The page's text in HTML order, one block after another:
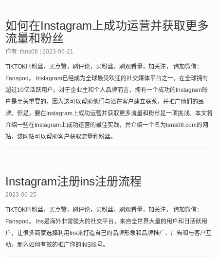
如何在Instagram上成功运营并获取更多
流量和粉丝
作者: fans08 | 2023-06-21
TIKTOK刷粉丝，买点赞，刷评论，买粉丝，刷观看量，加关注， 请加微信：
Fanspod。 Instagram已经成为全球最受欢迎的社交媒体平台之一，在全球拥有
超过10亿活跃用户。对于企业主和个人品牌而言，拥有一个成功的Instagram账
户是至关重要的，因为这可以帮助他们与潜在客户建立联系，并推广他们的品
牌。但是，要在Instagram上成功运营并获取更多流量和粉丝是一项挑战。本文将
介绍一些在Instagram上成功运营的最佳实践，并介绍一个名为fans08.com的网
站，该网站可以帮助客户获取流量和粉丝。
Instagram注册ins注册流程
2023-06-25
TIKTOK刷粉丝，买点赞，刷评论，买粉丝，刷观看量，加关注， 请加微信：
Fanspod。 Ins是海外非常强大的社交平台，来自全世界大量的用户和日活跃用
户，让很多商家选择利用Ins来打造自己的品牌形象和品牌推广、广告和与客户互
动，那么如何有效的推广你的INS账号。